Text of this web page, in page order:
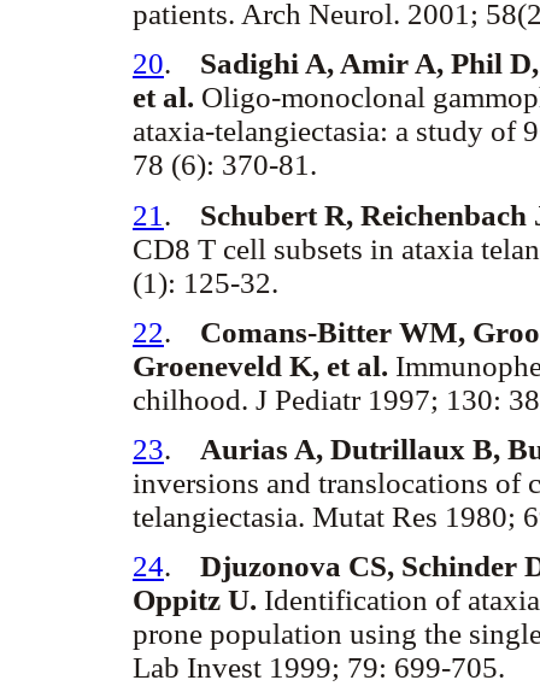
patients. Arch Neurol. 2001;
20. Sadighi A, Amir A, Phil
et al. Oligo-monoclonal
ataxia-telangiectasia: a study of
78 (6): 370-81.
21 . Schubert R, Reichenbach
CD8 T cell subsets in ataxia
(1): 125-32.
22. Comans-Bitter WM,
Groeneveld K, et al.
chilhood. J Pediatr 1997; 130:
23. Aurias A, Dutrillaux B,
inversions and translocations of
telangiectasia. Mutat Res 1980;
24. Djuzonova CS, Schinder
Oppitz U. Identification of
prone population using the
Lab Invest 1999; 79: 699-705.